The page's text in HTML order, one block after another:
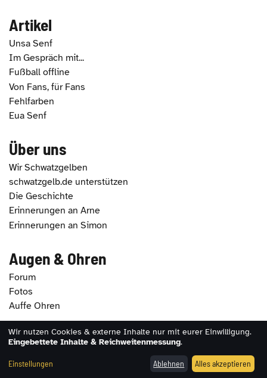
Artikel
Unsa Senf
Im Gespräch mit...
Fußball offline
Von Fans, für Fans
Fehlfarben
Eua Senf
Über uns
Wir Schwatzgelben
schwatzgelb.de unterstützen
Die Geschichte
Erinnerungen an Arne
Erinnerungen an Simon
Augen & Ohren
Forum
Fotos
Auffe Ohren
2026 - schwatzgelb.de |Impressum|Datenschutz
Cookie-Einstellungen
Wir nutzen Cookies & externe Inhalte nur mit eurer Einwilligung.
Eingebettete Inhalte & Reichweitenmessung.
Einstellungen Ablehnen Alles akzeptieren